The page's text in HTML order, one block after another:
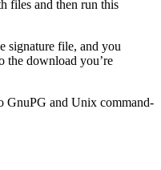
files and then run this
signature file, and you
the download you’re
GnuPG and Unix command-